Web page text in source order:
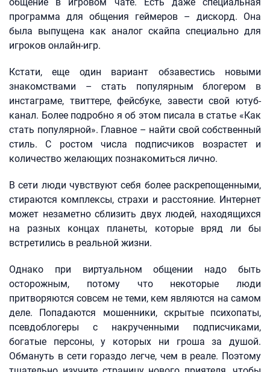
программа для общения геймеров – дискорд. Она
была выпущена как аналог скайпа специально для
игроков онлайн-игр.
Кстати, еще один вариант обзавестись новыми
знакомствами – стать популярным блогером в
инстаграме, твиттере, фейсбуке, завести свой ютуб-
канал. Более подробно я об этом писала в статье «Как
стать популярной». Главное – найти свой собственный
стиль. С ростом числа подписчиков возрастет и
количество желающих познакомиться лично.
В сети люди чувствуют себя более раскрепощенными,
стираются комплексы, страхи и расстояние. Интернет
может незаметно сблизить двух людей, находящихся
на разных концах планеты, которые вряд ли бы
встретились в реальной жизни.
Однако при виртуальном общении надо быть
осторожным, потому что некоторые люди
притворяются совсем не теми, кем являются на самом
деле. Попадаются мошенники, скрытые психопаты,
псевдоблогеры с накрученными подписчиками,
богатые персоны, у которых ни гроша за душой.
Обмануть в сети гораздо легче, чем в реале. Поэтому